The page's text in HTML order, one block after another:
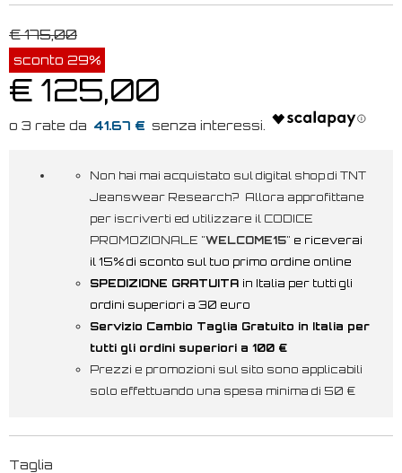
€ 175,00
sconto 29%
€ 125,00
41.67 €
Non hai mai acquistato sul digital shop di TNT
Jeanswear Research? Allora approfittane
per iscriverti ed utilizzare il CODICE
PROMOZIONALE "WELCOME15" e riceverai
il 15% di sconto sul tuo primo ordine online
SPEDIZIONE GRATUITA in Italia per tutti gli
ordini superiori a 30 euro
Servizio Cambio Taglia Gratuito in Italia per
tutti gli ordini superiori a 100 €
Prezzi e promozioni sul sito sono applicabili
solo effettuando una spesa minima di 50 €
Taglia